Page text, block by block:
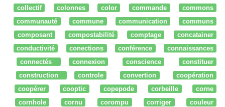
collectif
colonnes color commande
commons
communauté
commune communication
communs
composant
compostabilité comptage
concatainer
conductivité
conections conférence
connaissances
connectés
connexion conscience
constituer
construction
controle convertion
coopération
coopérer
cooptic copepode corbeille
corne
cornhole
cornu corompu corriger
couleur